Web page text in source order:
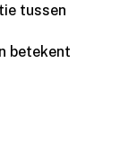
tussen
betekent